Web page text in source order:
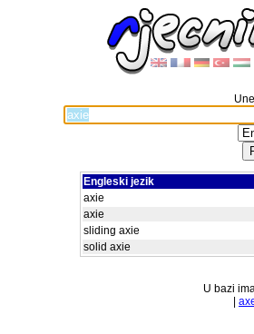
Engleski jezik
axie
axie
sliding axie
solid axie
U bazi